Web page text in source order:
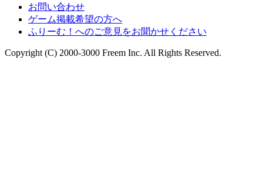
お問い合わせ
ゲーム掲載希望の方へ
ふりーむ！へのご意見をお聞かせください
Copyright (C) 2000-3000 Freem Inc. All Rights Reserved.